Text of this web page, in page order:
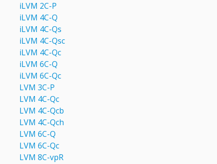
iLVM 2C-P
iLVM 4C-Q
iLVM 4C-Qs
iLVM 4C-Qsс
iLVM 4C-Qс
iLVM 6C-Q
iLVM 6C-Qc
LVM 3C-P
LVM 4С-Qc
LVM 4С-Qcb
LVM 4С-Qch
LVM 6C-Q
LVM 6С-Qc
LVM 8C-vpR